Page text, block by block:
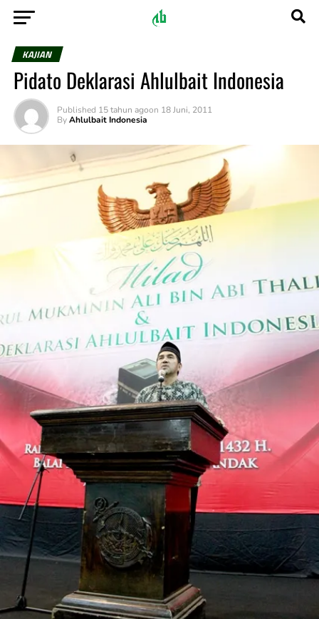
KAJIAN
Pidato Deklarasi Ahlulbait Indonesia
Published 15 tahun agoon 18 Juni, 2011
By Ahlulbait Indonesia